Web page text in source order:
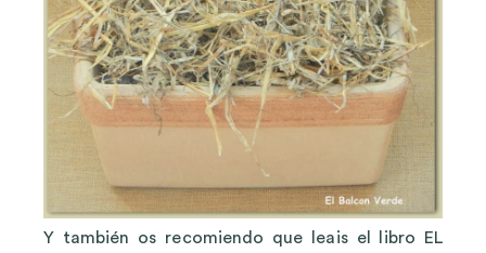
Y también os recomiendo que leais el libro EL